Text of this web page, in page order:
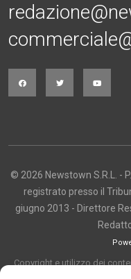
© 2026 Newstown S.R.L. -
registrato presso il
giugno 2013 - Direttore
Copyright e utilizzo dei